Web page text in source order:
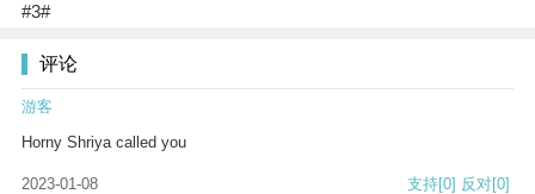
#3#
评论
游客
Horny Shriya called you
2023-01-08 支持[0] 反对[0]